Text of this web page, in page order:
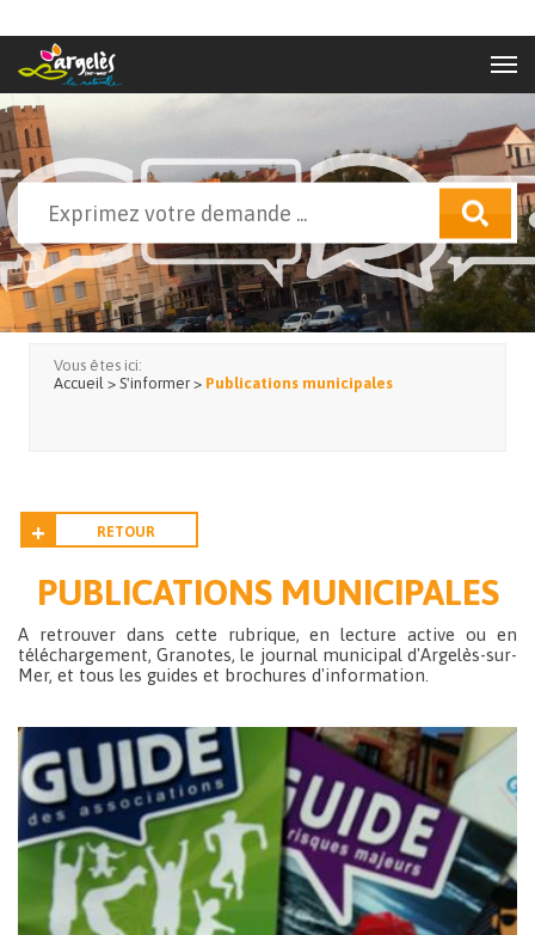
Formulaire de recherche
Vous êtes ici:
Accueil > S'informer > Publications municipales
RETOUR
PUBLICATIONS MUNICIPALES
A retrouver dans cette rubrique, en lecture active ou en
téléchargement, Granotes, le journal municipal d'Argelès-sur-
Mer, et tous les guides et brochures d'information.